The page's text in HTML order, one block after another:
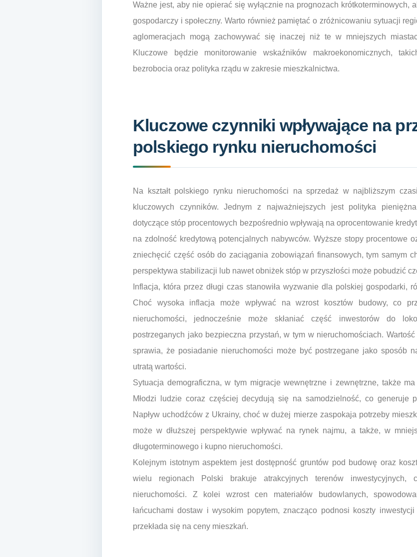
Ważne jest, aby nie opierać się wyłącznie na prognozach krótkoterminowych,
gospodarczy i społeczny. Warto również pamiętać o zróżnicowaniu sytuacji
aglomeracjach mogą zachowywać się inaczej niż te w mniejszych
Kluczowe będzie monitorowanie wskaźników makroekonomicznych,
bezrobocia oraz polityka rządu w zakresie mieszkalnictwa.
Kluczowe czynniki wpływające na
polskiego rynku nieruchomości
Na kształt polskiego rynku nieruchomości na sprzedaż w najbliższym
kluczowych czynników. Jednym z najważniejszych jest polityka
dotyczące stóp procentowych bezpośrednio wpływają na oprocentowanie
na zdolność kredytową potencjalnych nabywców. Wyższe stopy procentowe
zniechęcić część osób do zaciągania zobowiązań finansowych, tym samym
perspektywa stabilizacji lub nawet obniżek stóp w przyszłości może pobudzić
Inflacja, która przez długi czas stanowiła wyzwanie dla polskiej gospodarki,
Choć wysoka inflacja może wpływać na wzrost kosztów budowy, co
nieruchomości, jednocześnie może skłaniać część inwestorów do
postrzeganych jako bezpieczna przystań, w tym w nieruchomościach.
sprawia, że posiadanie nieruchomości może być postrzegane jako sposób
utratą wartości.
Sytuacja demograficzna, w tym migracje wewnętrzne i zewnętrzne, także
Młodzi ludzie coraz częściej decydują się na samodzielność, co generuje
Napływ uchodźców z Ukrainy, choć w dużej mierze zaspokaja potrzeby
może w dłuższej perspektywie wpływać na rynek najmu, a także, w
długoterminowego i kupno nieruchomości.
Kolejnym istotnym aspektem jest dostępność gruntów pod budowę oraz
wielu regionach Polski brakuje atrakcyjnych terenów inwestycyjnych,
nieruchomości. Z kolei wzrost cen materiałów budowlanych,
łańcuchami dostaw i wysokim popytem, znacząco podnosi koszty
przekłada się na ceny mieszkań.